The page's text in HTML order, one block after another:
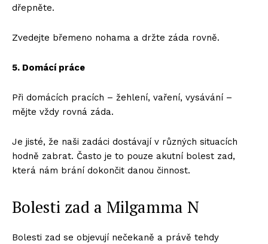
dřepněte.
Zvedejte břemeno nohama a držte záda rovně.
5. Domácí práce
Při domácích pracích – žehlení, vaření, vysávání –
mějte vždy rovná záda.
Je jisté, že naši zadáci dostávají v různých situacích
hodně zabrat. Často je to pouze akutní bolest zad,
která nám brání dokončit danou činnost.
Bolesti zad a Milgamma N
Bolesti zad se objevují nečekaně a právě tehdy